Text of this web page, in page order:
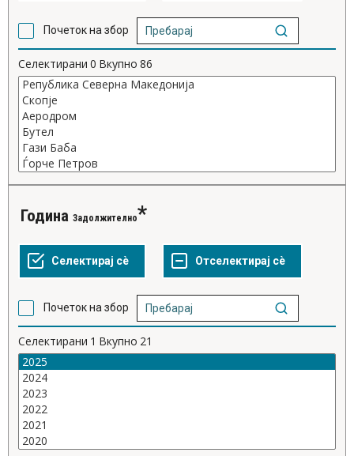
Почеток на збор
Селектирани 0 Вкупно 86
Година Задолжително
Почеток на збор
Селектирани 1 Вкупно 21